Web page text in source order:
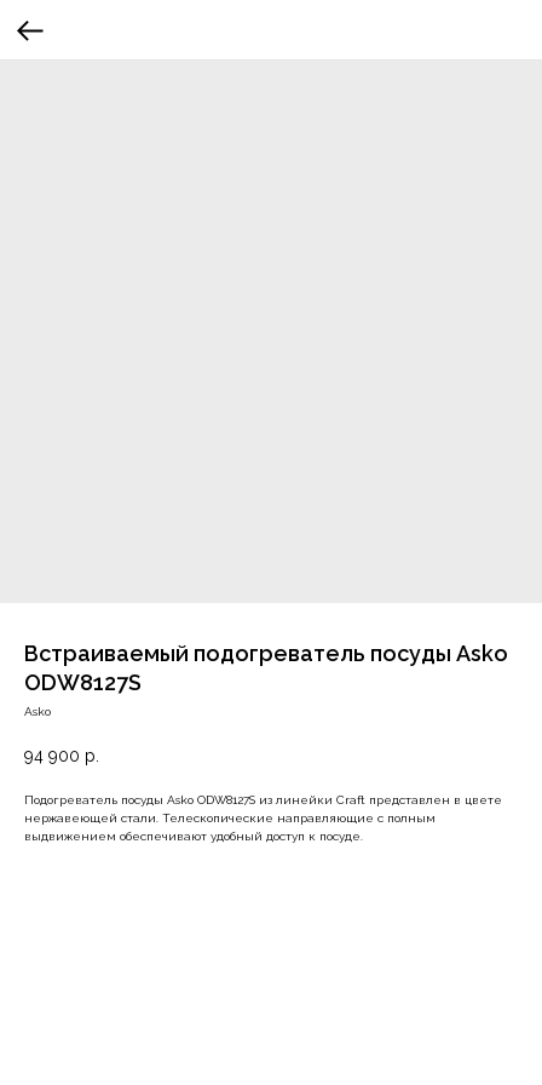
Встраиваемый подогреватель посуды Asko
ODW8127S
Asko
94 900 р.
Подогреватель посуды Asko ODW8127S из линейки Craft представлен в цвете
нержавеющей стали. Телескопические направляющие с полным
выдвижением обеспечивают удобный доступ к посуде.